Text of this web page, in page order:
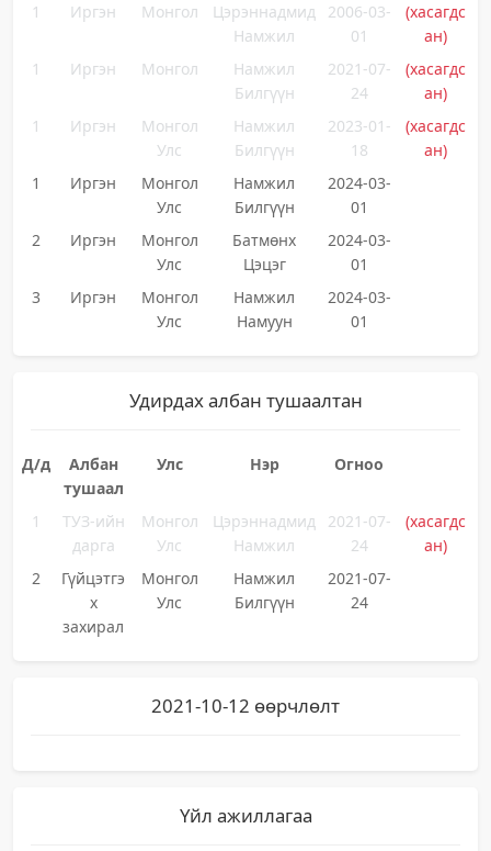
1
Иргэн Монгол
Цэрэннадмид
Намжил
2006-03-
01
(хасагдс
ан)
1
Иргэн Монгол
Намжил
Билгүүн
2021-07-
24
(хасагдс
ан)
1
Иргэн
Монгол
Улс
Намжил
Билгүүн
2023-01-
18
(хасагдс
ан)
1
Иргэн
Монгол
Улс
Намжил
Билгүүн
2024-03-
01
2
Иргэн
Монгол
Улс
Батмөнх
Цэцэг
2024-03-
01
3
Иргэн
Монгол
Улс
Намжил
Намуун
2024-03-
01
Удирдах албан тушаалтан
Д/д
Албан
тушаал
Улс Нэр Огноо
1
ТУЗ-ийн
дарга
Монгол
Улс
Цэрэннадмид
Намжил
2021-07-
24
(хасагдс
ан)
2
Гүйцэтгэ
х
захирал
Монгол
Улс
Намжил
Билгүүн
2021-07-
24
2021-10-12 өөрчлөлт
Үйл ажиллагаа